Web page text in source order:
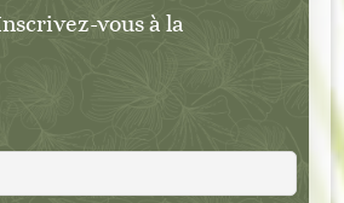
vous à la